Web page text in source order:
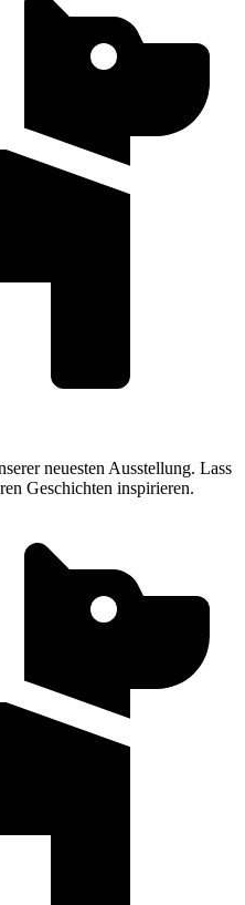
neuesten Ausstellung. Lass
Geschichten inspirieren.